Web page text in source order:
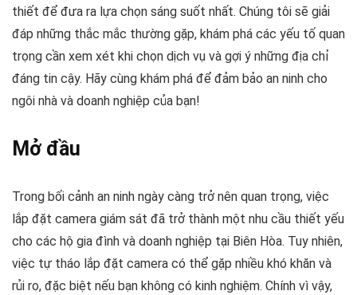
thiết để đưa ra lựa chọn sáng suốt nhất. Chúng tôi sẽ giải
đáp những thắc mắc thường gặp, khám phá các yếu tố quan
trọng cần xem xét khi chọn dịch vụ và gợi ý những địa chỉ
đáng tin cậy. Hãy cùng khám phá để đảm bảo an ninh cho
ngôi nhà và doanh nghiệp của bạn!
Mở đầu
Trong bối cảnh an ninh ngày càng trở nên quan trọng, việc
lắp đặt camera giám sát đã trở thành một nhu cầu thiết yếu
cho các hộ gia đình và doanh nghiệp tại Biên Hòa. Tuy nhiên,
việc tự tháo lắp đặt camera có thể gặp nhiều khó khăn và
rủi ro, đặc biệt nếu bạn không có kinh nghiệm. Chính vì vậy,